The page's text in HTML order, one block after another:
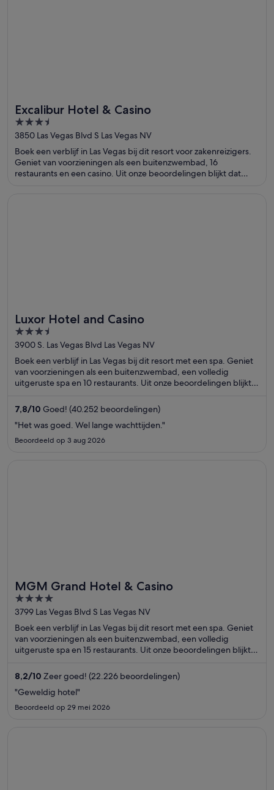
Excalibur Hotel & Casino
3.5
out
of
5
3850 Las Vegas Blvd S Las Vegas NV
Boek een verblijf in Las Vegas bij dit resort voor zakenreizigers.
Geniet van voorzieningen als een buitenzwembad, 16
restaurants en een casino. Uit onze beoordelingen blijkt dat
Luxor Hotel and Casino
3.5
out
of
5
3900 S. Las Vegas Blvd Las Vegas NV
Boek een verblijf in Las Vegas bij dit resort met een spa. Geniet
van voorzieningen als een buitenzwembad, een volledig
uitgeruste spa en 10 restaurants. Uit onze beoordelingen blijkt
de buurt vind je trekpleisters als Casino bij Luxor Las Vegas en
Excalibur Casino.
7,8/10 Goed! (40.252 beoordelingen)
"Het was goed. Wel lange wachttijden."
Beoordeeld op 3 aug 2026
MGM Grand Hotel & Casino
4
out
of
5
3799 Las Vegas Blvd S Las Vegas NV
Boek een verblijf in Las Vegas bij dit resort met een spa. Geniet
van voorzieningen als een buitenzwembad, een volledig
uitgeruste spa en 15 restaurants. Uit onze beoordelingen blijkt
behulpzame personeel. In de buurt vind je trekpleisters als
MGM Grand Casino en Casino bij Aria.
8,2/10 Zeer goed! (22.226 beoordelingen)
"Geweldig hotel"
Beoordeeld op 29 mei 2026